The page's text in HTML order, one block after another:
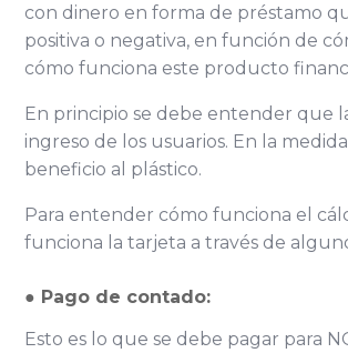
con dinero en forma de préstamo
positiva o negativa, en función de
cómo funciona este producto
En principio se debe entender que
ingreso de los usuarios. En la
beneficio al plástico.
Para entender cómo funciona el
funciona la tarjeta a través de
● Pago de contado:
Esto es lo que se debe pagar para